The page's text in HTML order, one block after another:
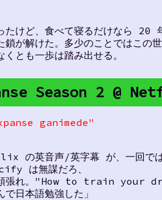
たけど、食べて寝るだけなら 20
が解けた。多少のことではこの
とも一歩は踏み出せる。
Season 2 @
ganimede"
の英音声/英字幕 が、一回では
は無謀だろ、
頑張れ。"How to train your
日本語勉強した」